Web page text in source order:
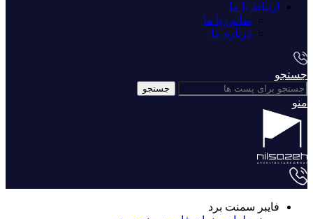
ارتباط با ما
تماس با ما
درباره ما
جستجو
جستجو
منو
فایبر سمنت برد